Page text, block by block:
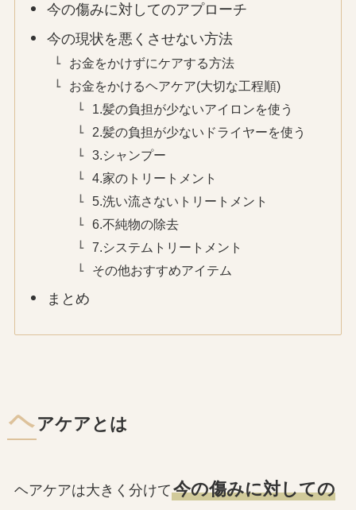
今の傷みに対してのアプローチ
今の現状を悪くさせない方法
お金をかけずにケアする方法
お金をかけるヘアケア(大切な工程順)
1.髪の負担が少ないアイロンを使う
2.髪の負担が少ないドライヤーを使う
3.シャンプー
4.家のトリートメント
5.洗い流さないトリートメント
6.不純物の除去
7.システムトリートメント
その他おすすめアイテム
まとめ
ヘアケアとは
ヘアケアは大きく分けて今の傷みに対しての